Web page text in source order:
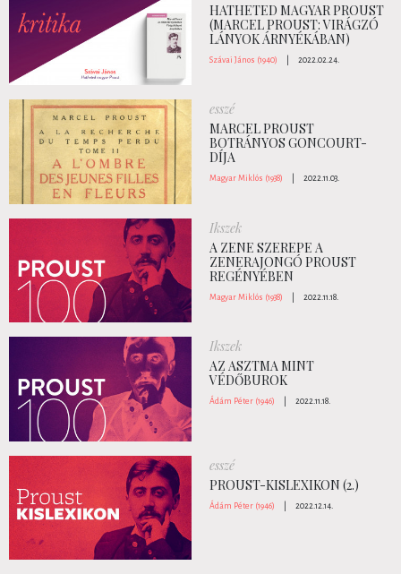
HATHETED MAGYAR PROUST
(MARCEL PROUST: VIRÁGZÓ
LÁNYOK ÁRNYÉKÁBAN)
Szávai János (1940) 2022.02.24.
esszé
MARCEL PROUST
BOTRÁNYOS GONCOURT-
DÍJA
Magyar Miklós (1938) 2022.11.03.
Ikszek
A ZENE SZEREPE A
ZENERAJONGÓ PROUST
REGÉNYÉBEN
Magyar Miklós (1938) 2022.11.18.
Ikszek
AZ ASZTMA MINT
VÉDŐBUROK
Ádám Péter (1946) 2022.11.18.
esszé
PROUST-KISLEXIKON (2.)
Ádám Péter (1946) 2022.12.14.